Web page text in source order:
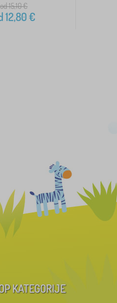
od 15,10€
12,80€
KATEGORIJE